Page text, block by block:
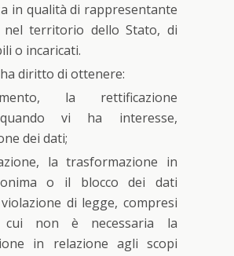
in qualità di rappresentante
nel territorio dello Stato, di
o incaricati.
diritto di ottenere:
la rettificazione
vi ha interesse,
dei dati;
la trasformazione in
o il blocco dei dati
di legge, compresi
non è necessaria la
in relazione agli scopi